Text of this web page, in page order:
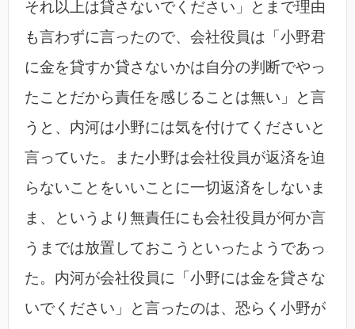
それ以上は貸さないでください」とまで理由
も言わずに言ったので、会社役員は「小野君
に金を貸すか貸さないかは自分の判断でやっ
たことだから責任を感じることは無い」と言
うと、内河は小野には気を付けてくださいと
言っていた。また小野は会社役員が返済を迫
らないことをいいことに一切返済をしないま
ま、というより無責任にも会社役員が何か言
うまでは放置しておこうといったようであっ
た。内河が会社役員に「小野には金を貸さな
いでください」と言ったのは、恐らく小野が